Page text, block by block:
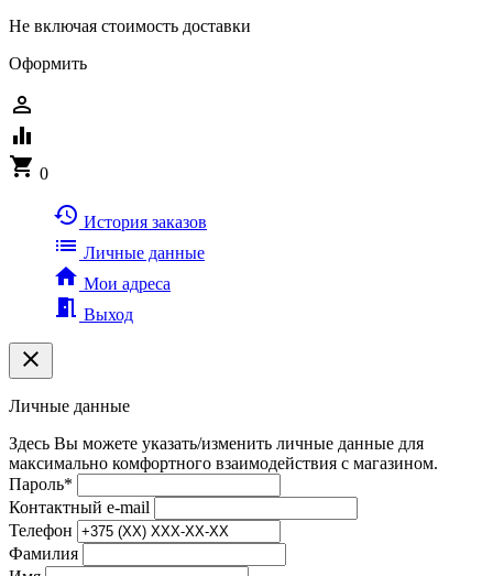
Не включая стоимость доставки
Оформить
person_outline
equalizer
shopping_cart 0
history История заказов
list Личные данные
home Мои адреса
meeting_room Выход
clear
Личные данные
Здесь Вы можете указать/изменить личные данные для
максимально комфортного взаимодействия с магазином.
Пароль*
Контактный e-mail
Телефон
Фамилия